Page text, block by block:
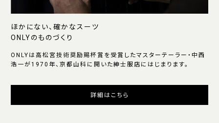
ほかにない、確かなスーツ
ONLYのものづくり
ONLYは高松宮技術奨励賜杯賞を受賞したマスターテーラー・中西
浩一が1970年、京都山科に開いた紳士服店にはじまります。
詳細はこちら